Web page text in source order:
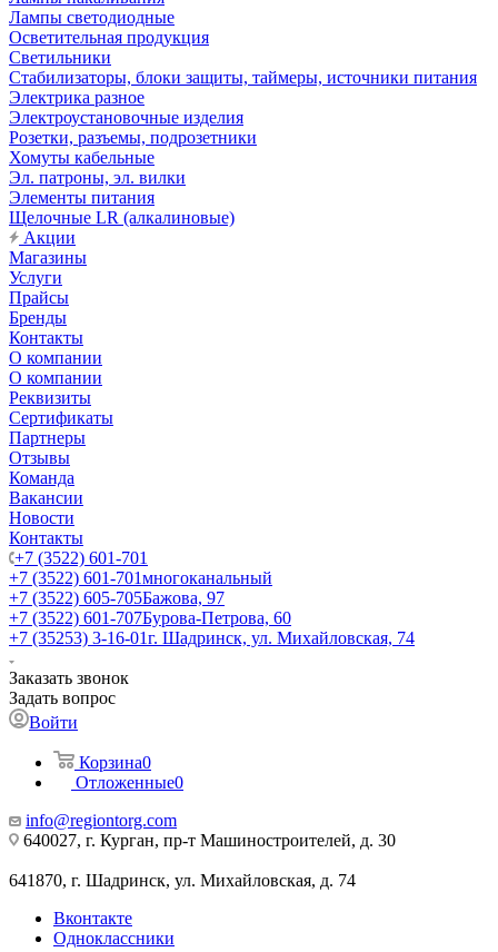
Лампы светодиодные
Осветительная продукция
Светильники
Стабилизаторы, блоки защиты, таймеры, источники питания
Электрика разное
Электроустановочные изделия
Розетки, разъемы, подрозетники
Хомуты кабельные
Эл. патроны, эл. вилки
Элементы питания
Щелочные LR (алкалиновые)
Акции
Магазины
Услуги
Прайсы
Бренды
Контакты
О компании
О компании
Реквизиты
Сертификаты
Партнеры
Отзывы
Команда
Вакансии
Новости
Контакты
+7 (3522) 601-701
+7 (3522) 601-701многоканальный
+7 (3522) 605-705Бажова, 97
+7 (3522) 601-707Бурова-Петрова, 60
+7 (35253) 3-16-01г. Шадринск, ул. Михайловская, 74
Заказать звонок
Задать вопрос
Войти
Корзина0
Отложенные0
info@regiontorg.com
640027, г. Курган, пр-т Машиностроителей, д. 30
641870, г. Шадринск, ул. Михайловская, д. 74
Вконтакте
Одноклассники